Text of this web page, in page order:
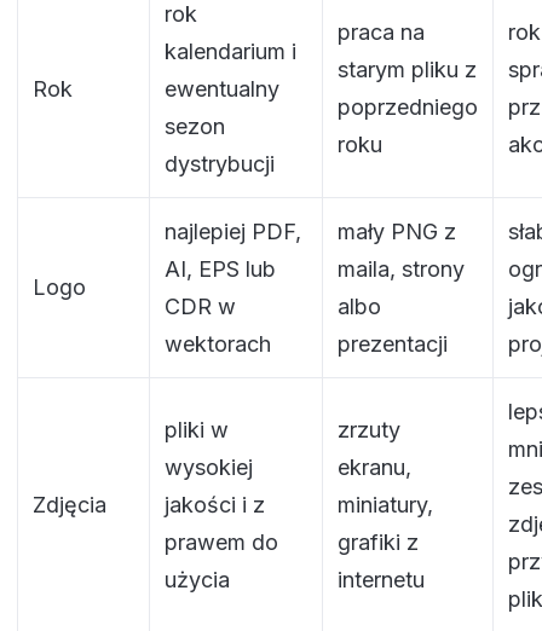
Rok
rok
kalendarium i
ewentualny
sezon
dystrybucji
praca na
starym pliku z
poprzedniego
roku
Logo
najlepiej PDF,
AI, EPS lub
CDR w
wektorach
mały PNG z
maila, strony
albo
prezentacji
Zdjęcia
pliki w
wysokiej
jakości i z
prawem do
użycia
zrzuty
ekranu,
miniatury,
grafiki z
internetu